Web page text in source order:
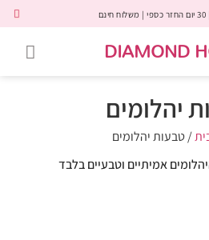
DIAMOND
יהלומים
/ טבעות יהלומים
אמיתיים וטבעיים בלבד